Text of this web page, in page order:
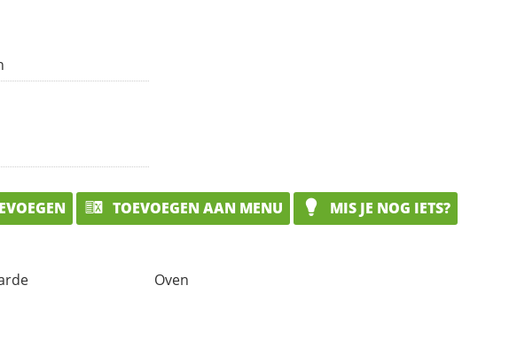
TOEVOEGEN AAN MENU
MIS JE NOG IETS?
Oven